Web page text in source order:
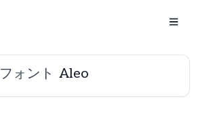
ォント Aleo